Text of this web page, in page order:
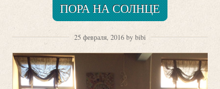
ПОРА НА СОЛНЦЕ
25 февраля, 2016 by bibi